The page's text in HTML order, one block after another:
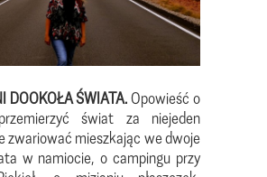
ŚWIATA.Opowieść o
świat za niejeden
zwariować mieszkając we dwoje
w namiocie, o campingu przy